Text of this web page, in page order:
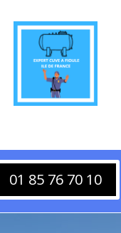
01 85 76 70 10